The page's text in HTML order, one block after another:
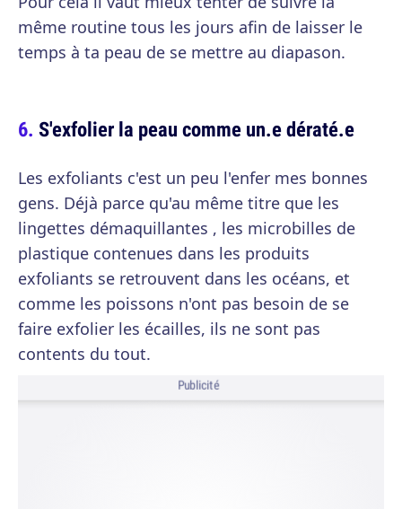
même routine tous les jours afin de laisser le
temps à ta peau de se mettre au diapason.
S'exfolier la peau comme un.e dératé.e
Les exfoliants c'est un peu l'enfer mes bonnes
gens. Déjà parce qu'au même titre que les
lingettes démaquillantes , les microbilles de
plastique contenues dans les produits
exfoliants se retrouvent dans les océans, et
comme les poissons n'ont pas besoin de se
faire exfolier les écailles, ils ne sont pas
contents du tout.
Publicité